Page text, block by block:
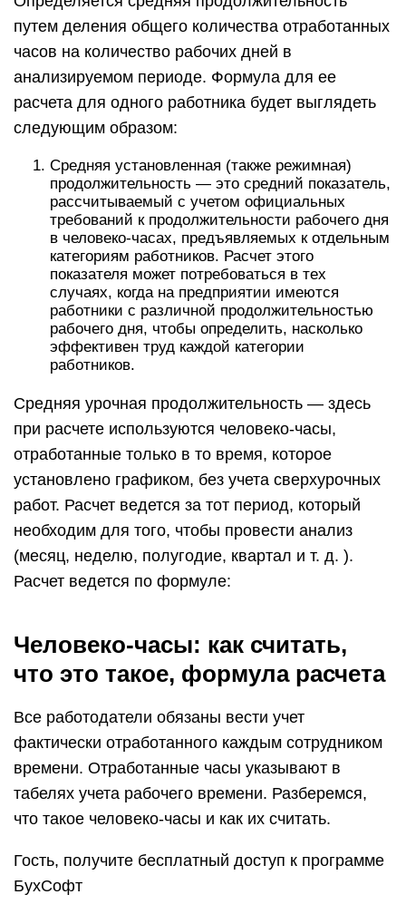
путем деления общего количества отработанных
часов на количество рабочих дней в
анализируемом периоде. Формула для ее
расчета для одного работника будет выглядеть
следующим образом:
Средняя установленная (также режимная)
продолжительность — это средний показатель,
рассчитываемый с учетом официальных
требований к продолжительности рабочего дня
в человеко-часах, предъявляемых к отдельным
категориям работников. Расчет этого
показателя может потребоваться в тех
случаях, когда на предприятии имеются
работники с различной продолжительностью
рабочего дня, чтобы определить, насколько
эффективен труд каждой категории
работников.
Средняя урочная продолжительность — здесь
при расчете используются человеко-часы,
отработанные только в то время, которое
установлено графиком, без учета сверхурочных
работ. Расчет ведется за тот период, который
необходим для того, чтобы провести анализ
(месяц, неделю, полугодие, квартал и т. д. ).
Расчет ведется по формуле:
Человеко-часы: как считать,
что это такое, формула расчета
Все работодатели обязаны вести учет
фактически отработанного каждым сотрудником
времени. Отработанные часы указывают в
табелях учета рабочего времени. Разберемся,
что такое человеко-часы и как их считать.
Гость, получите бесплатный доступ к программе
БухСофт